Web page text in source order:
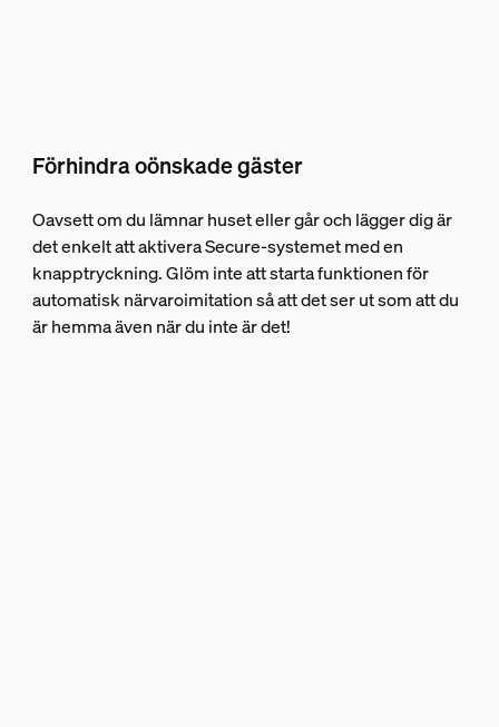
Förhindra oönskade gäster
Oavsett om du lämnar huset eller går och lägger dig är
det enkelt att aktivera Secure-systemet med en
knapptryckning. Glöm inte att starta funktionen för
automatisk närvaroimitation så att det ser ut som att du
är hemma även när du inte är det!